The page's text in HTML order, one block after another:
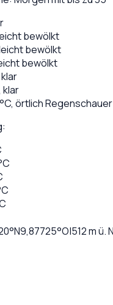
bewölkt
bewölkt
bewölkt
klar
klar
°C, örtlich Regenschauer
°N9,87725°O|512m ü.